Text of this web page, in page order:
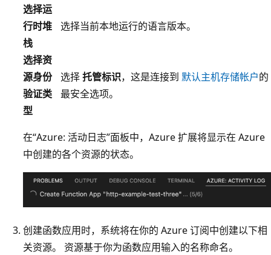
选择运
行时堆
栈
选择当前本地运行的语言版本。
选择资
源身份
验证类
型
选择托管标识，这是连接到 默认主机存储帐户的
最安全选项。
在“Azure: 活动日志”面板中，Azure 扩展将显示在 Azure
中创建的各个资源的状态。
创建函数应用时，系统将在你的 Azure 订阅中创建以下相
关资源。 资源基于你为函数应用输入的名称命名。